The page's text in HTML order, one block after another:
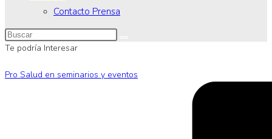
Contacto Prensa
Te podría Interesar
Pro Salud en seminarios y eventos